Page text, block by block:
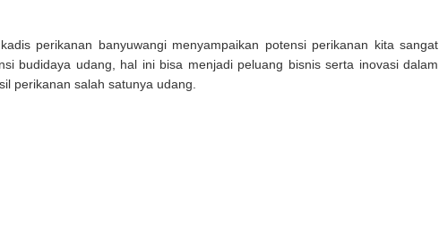
perikanan banyuwangi menyampaikan potensi perikanan kita sangat
budidaya udang, hal ini bisa menjadi peluang bisnis serta inovasi dalam
perikanan salah satunya udang.